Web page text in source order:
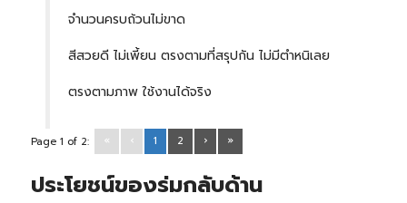
จำนวนครบถ้วนไม่ขาด
สีสวยดี ไม่เพี้ยน ตรงตามที่สรุปกัน ไม่มีตำหนิเลย
ตรงตามภาพ ใช้งานได้จริง
Page 1 of 2: « ‹ 1 2 › »
ประโยชน์ของร่มกลับด้าน